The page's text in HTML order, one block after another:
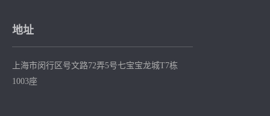
地址
上海市闵行区号文路72弄5号七宝宝龙城T7栋
1003座